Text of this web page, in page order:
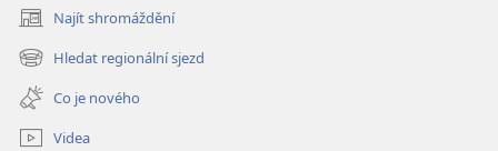
Najít shromáždění
(otevřeno
nové
okno)
Hledat regionální sjezd
(otevřeno
nové
okno)
Co je nového
Videa